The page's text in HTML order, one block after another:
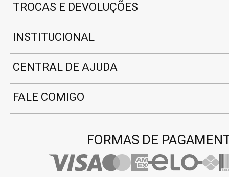
TROCAS E DEVOLUÇÕES
INSTITUCIONAL
CENTRAL DE AJUDA
FALE COMIGO
FORMAS DE